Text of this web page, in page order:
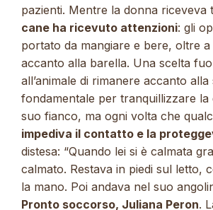
pazienti. Mentre la donna riceveva
cane ha ricevuto attenzioni: gli
portato da mangiare e bere, oltre
accanto alla barella. Una scelta
all’animale di rimanere accanto
fondamentale per tranquillizzare
suo fianco, ma ogni volta che
impediva il contatto e la
distesa: “Quando lei si è calmata
calmato. Restava in piedi sul letto,
la mano. Poi andava nel suo
Pronto soccorso, Juliana Peron.